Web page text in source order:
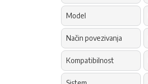
Model
Način povezivanja
Kompatibilnost